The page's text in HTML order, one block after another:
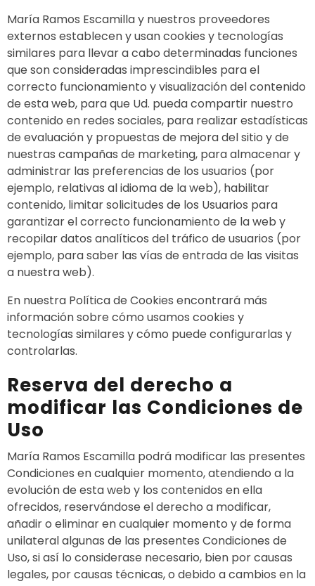
María Ramos Escamilla y nuestros proveedores
externos establecen y usan cookies y tecnologías
similares para llevar a cabo determinadas funciones
que son consideradas imprescindibles para el
correcto funcionamiento y visualización del contenido
de esta web, para que Ud. pueda compartir nuestro
contenido en redes sociales, para realizar estadísticas
de evaluación y propuestas de mejora del sitio y de
nuestras campañas de marketing, para almacenar y
administrar las preferencias de los usuarios (por
ejemplo, relativas al idioma de la web), habilitar
contenido, limitar solicitudes de los Usuarios para
garantizar el correcto funcionamiento de la web y
recopilar datos analíticos del tráfico de usuarios (por
ejemplo, para saber las vías de entrada de las visitas
a nuestra web).
En nuestra Política de Cookies encontrará más
información sobre cómo usamos cookies y
tecnologías similares y cómo puede configurarlas y
controlarlas.
Reserva del derecho a
modificar las Condiciones de
Uso
María Ramos Escamilla podrá modificar las presentes
Condiciones en cualquier momento, atendiendo a la
evolución de esta web y los contenidos en ella
ofrecidos, reservándose el derecho a modificar,
añadir o eliminar en cualquier momento y de forma
unilateral algunas de las presentes Condiciones de
Uso, si así lo considerase necesario, bien por causas
legales, por causas técnicas, o debido a cambios en la